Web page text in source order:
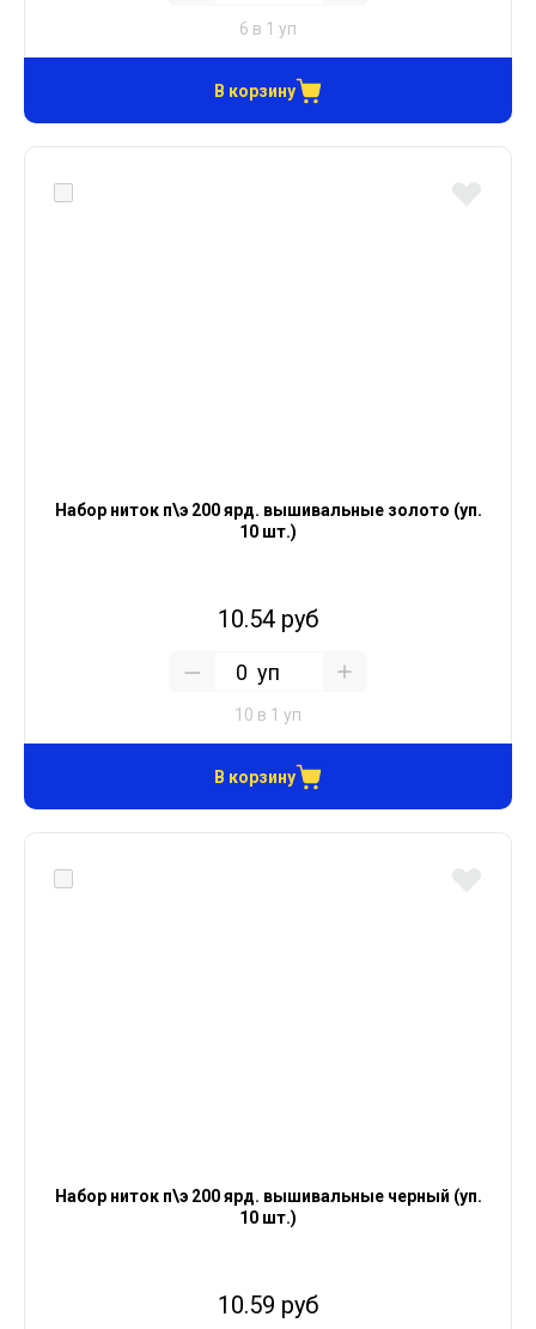
6 в 1 уп
В корзину
Набор ниток п\э 200 ярд. вышивальные золото (уп.
10 шт.)
10.54 руб
уп
10 в 1 уп
В корзину
Набор ниток п\э 200 ярд. вышивальные черный (уп.
10 шт.)
10.59 руб